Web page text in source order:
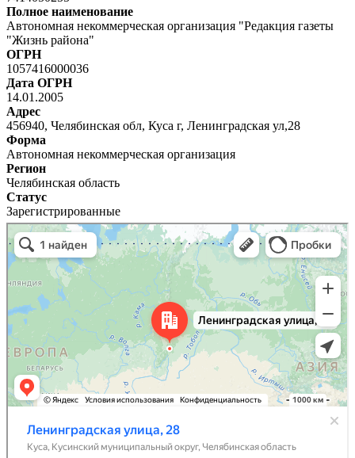
Полное наименование
Автономная некоммерческая организация "Редакция газеты
"Жизнь района"
ОГРН
1057416000036
Дата ОГРН
14.01.2005
Адрес
456940, Челябинская обл, Куса г, Ленинградская ул,28
Форма
Автономная некоммерческая организация
Регион
Челябинская область
Статус
Зарегистрированные